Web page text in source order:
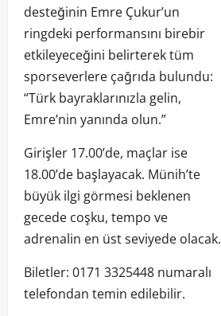
desteğinin Emre Çukur’un
ringdeki performansını birebir
etkileyeceğini belirterek tüm
sporseverlere çağrıda bulundu:
“Türk bayraklarınızla gelin,
Emre’nin yanında olun.”
Girişler 17.00’de, maçlar ise
18.00’de başlayacak. Münih’te
büyük ilgi görmesi beklenen
gecede coşku, tempo ve
adrenalin en üst seviyede olacak.
Biletler: 0171 3325448 numaralı
telefondan temin edilebilir.